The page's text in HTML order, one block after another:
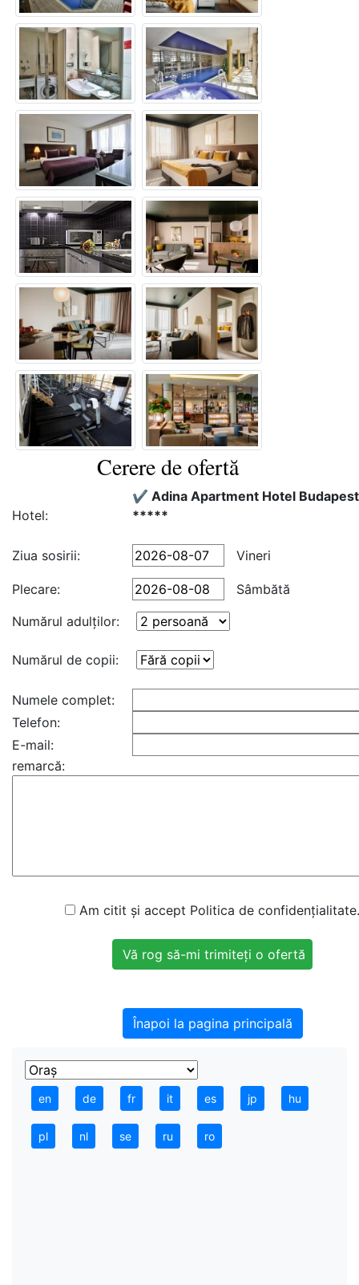
Cerere de ofertă
Hotel:
✔️ Adina Apartment Hotel Budapest
*****
Ziua sosirii: Vineri
Plecare:
Sâmbătă
Numărul adulţilor:
Numărul de copii:
Numele complet:
Telefon:
E-mail:
remarcă:
Am citit și accept Politica de confidențialitate.
Înapoi la pagina principală
en de fr it es jp hu
pl nl se ru ro